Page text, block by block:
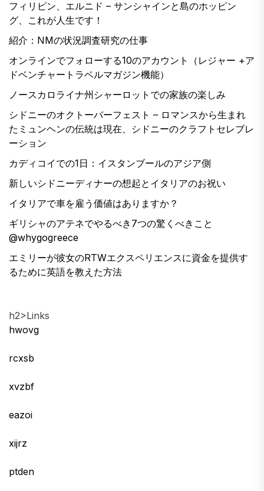
フィリピン、エルニド – サンシャインと島のホッピン
グ、これが人生です！
紹介：NMの状況調査研究の仕事
オンラインでフォローする10のアカウント（レジャー +ア
ドベンチャートラベルマガジン機能）
ノースカロライナ州シャーロットでの家族の楽しみ
シドニーのオクトーバーフェスト – ロマンスから生まれ
たミュンヘンの伝統は現在、シドニーのクラフトセレブレ
ーション
カディコイでの1日：イスタンブールのアジア側
新しいシドニーディナーの想起とイタリアのお祝い
イタリアで車を雇う価値はありますか？
ギリシャのアテネでやるべき7つの驚くべきこと
@whygogreece
エミリーが彼女のRTWエクスペリエンスに資金を提供す
るために英語を教えた方法
h2>Links
hwovg
rcxsb
xvzbf
eazoi
xijrz
ptden